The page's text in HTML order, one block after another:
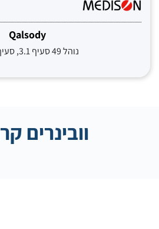
Qalsody
נוהל 49 סעיף 3.1, סעיף 3.2.3
וובינרים